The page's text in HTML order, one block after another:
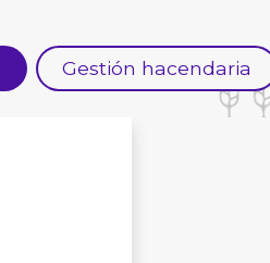
Gestión hacendaria